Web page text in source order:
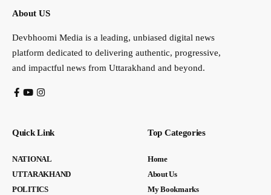
About US
Devbhoomi Media is a leading, unbiased digital news
platform dedicated to delivering authentic, progressive,
and impactful news from Uttarakhand and beyond.
Quick Link
NATIONAL
UTTARAKHAND
POLITICS
Top Categories
Home
About Us
My Bookmarks